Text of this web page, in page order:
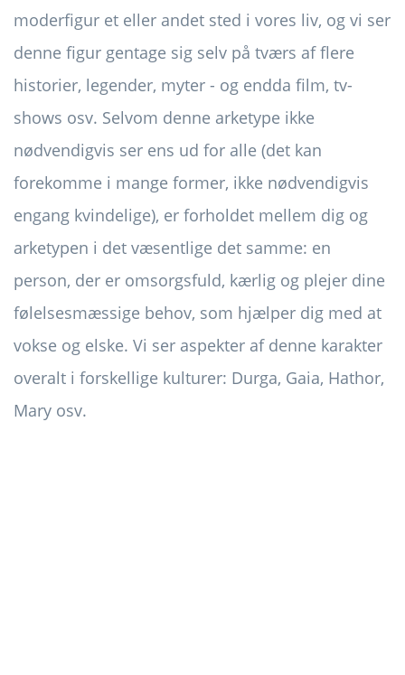
moderfigur et eller andet sted i vores liv, og vi ser
denne figur gentage sig selv på tværs af flere
historier, legender, myter - og endda film, tv-
shows osv. Selvom denne arketype ikke
nødvendigvis ser ens ud for alle (det kan
forekomme i mange former, ikke nødvendigvis
engang kvindelige), er forholdet mellem dig og
arketypen i det væsentlige det samme: en
person, der er omsorgsfuld, kærlig og plejer dine
følelsesmæssige behov, som hjælper dig med at
vokse og elske. Vi ser aspekter af denne karakter
overalt i forskellige kulturer: Durga, Gaia, Hathor,
Mary osv.